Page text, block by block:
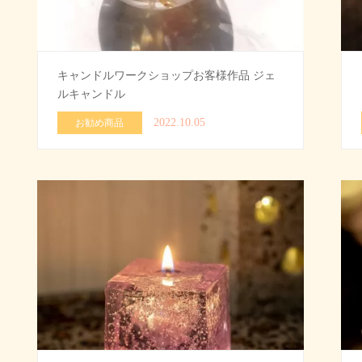
キャンドルワークショップお客様作品 ジェ
ルキャンドル
お勧め商品 2022.10.05